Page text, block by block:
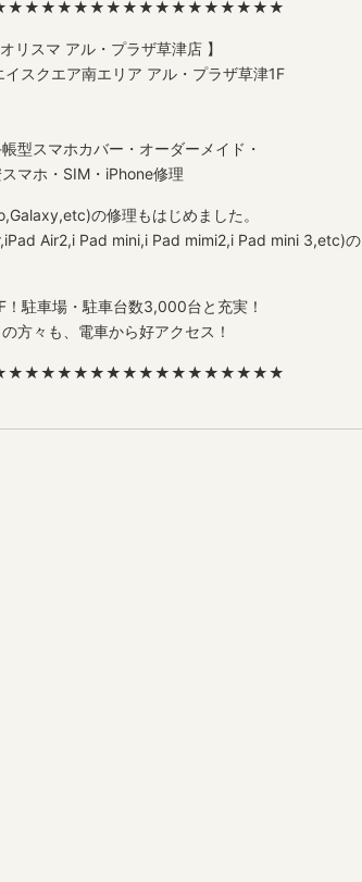
リスマ アル・プラザ草津店 】
スクエア南エリア アル・プラザ草津1F
型スマホカバー・オーダーメイド・
マホ・SIM・iPhone修理
の修理もはじめました。
Air2,i Pad mini,i Pad mimi2,i Pad mini 3,etc)の
駐車場・駐車台数3,000台と充実！
方々も、電車から好アクセス！